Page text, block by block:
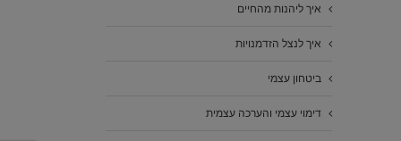
איך ליהנות מהחיים
איך לנצל הזדמנויות
ביטחון עצמי
דימוי עצמי והערכה עצמית